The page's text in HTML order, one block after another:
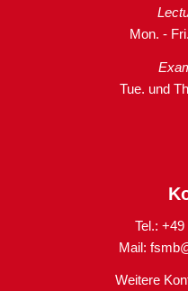
Mon. -
Tue. und
Tel.:
Mail:
Weitere